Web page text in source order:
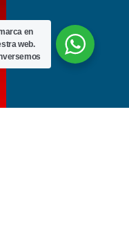
en
web.